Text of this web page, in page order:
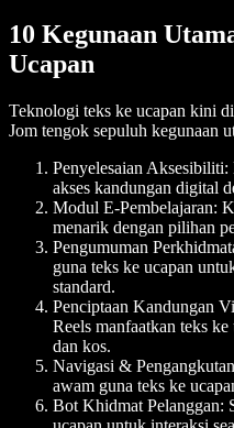
10 Kegunaan
Ucapan
Teknologi teks ke ucapan kini
Jom tengok sepuluh kegunaan
Penyelesaian Aksesibiliti:
akses kandungan digital
Modul E-Pembelajaran:
menarik dengan pilihan
Pengumuman
guna teks ke ucapan
standard.
Penciptaan Kandungan
Reels manfaatkan teks
dan kos.
Navigasi &
awam guna teks ke
Bot Khidmat Pelanggan: